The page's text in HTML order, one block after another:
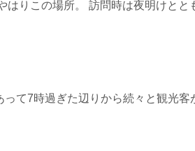
はりこの場所。 訪問時は夜明けとと
て7時過ぎた辺りから続々と観光客